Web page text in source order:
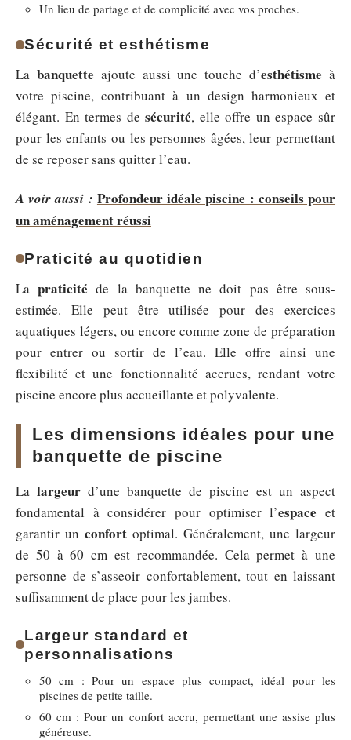
Un lieu de partage et de complicité avec vos proches.
Sécurité et esthétisme
La banquette ajoute aussi une touche d’esthétisme à
votre piscine, contribuant à un design harmonieux et
élégant. En termes desécurité, elle offre un espace sûr
pour les enfants ou les personnes âgées, leur permettant
de se reposer sans quitter l’eau.
A voir aussi : Profondeur idéale piscine : conseils pour
un aménagement réussi
Praticité au quotidien
Lapraticité de la banquette ne doit pas être sous-
estimée. Elle peut être utilisée pour des exercices
aquatiques légers, ou encore comme zone de préparation
pour entrer ou sortir de l’eau. Elle offre ainsi une
flexibilité et une fonctionnalité accrues, rendant votre
piscine encore plus accueillante et polyvalente.
Les dimensions idéales pour une
banquette de piscine
La largeur d’une banquette de piscine est un aspect
fondamental à considérer pour optimiser l’espace et
garantir un confort optimal. Généralement, une largeur
de 50 à 60 cm est recommandée. Cela permet à une
personne de s’asseoir confortablement, tout en laissant
suffisamment de place pour les jambes.
Largeur standard et
personnalisations
50 cm : Pour un espace plus compact, idéal pour les
piscines de petite taille.
60 cm : Pour un confort accru, permettant une assise plus
généreuse.